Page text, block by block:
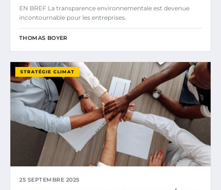
EN BREF La transparence environnementale est devenue
incontournable pour les entreprises.
THOMAS BOYER
STRATÉGIE CLIMAT
25 SEPTEMBRE 2025